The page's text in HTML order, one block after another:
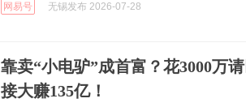
网易号 无锡发布 2026-07-28
靠卖“小电驴”成首富？花3000万
接大赚135亿！